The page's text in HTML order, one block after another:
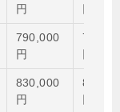
円
790,000
円
830,000
円